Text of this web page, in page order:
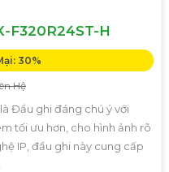
F320R24ST-H
30%
Hệ
Đầu ghi đáng chú ý với
tối ưu hơn, cho hình ảnh rõ
IP, đầu ghi này cung cấp